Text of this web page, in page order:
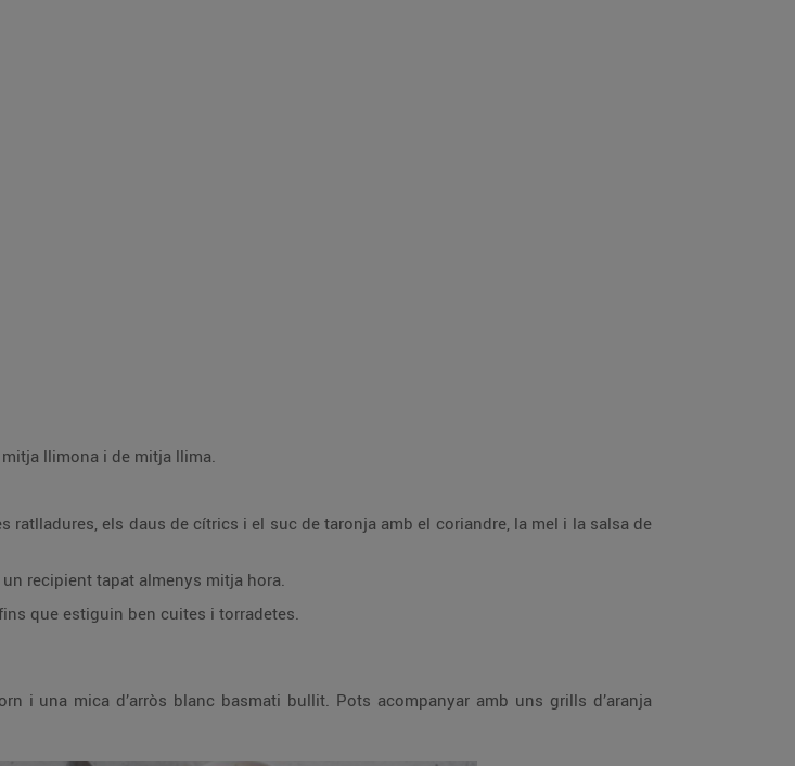
llimona i de mitja llima.
ratlladures, els daus de cítrics i el suc de taronja amb el coriandre, la mel i la salsa de
recipient tapat almenys mitja hora.
que estiguin ben cuites i torradetes.
i una mica d’arròs blanc basmati bullit. Pots acompanyar amb uns grills d’aranja